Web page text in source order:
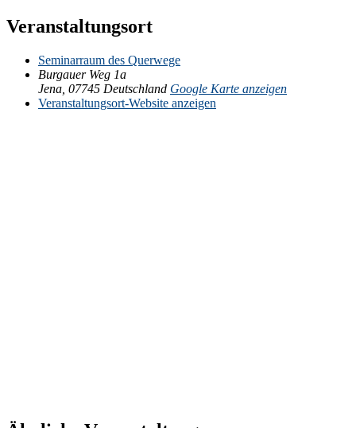
Veranstaltungsort
Seminarraum des Querwege
Burgauer Weg 1a
Jena 07745 Deutschland Google Karte anzeigen
Veranstaltungsort-Website anzeigen